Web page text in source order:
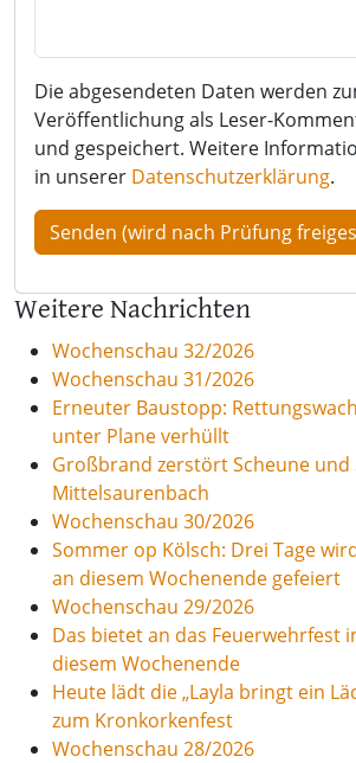
Die abgesendeten Daten werden
Veröffentlichung als Leser-
und gespeichert. Weitere
in unserer Datenschutzerklärung.
Weitere Nachrichten
Wochenschau 32/2026
Wochenschau 31/2026
Erneuter Baustopp:
unter Plane verhüllt
Großbrand zerstört Scheune und
Mittelsaurenbach
Wochenschau 30/2026
Sommer op Kölsch: Drei Tage
an diesem Wochenende gefeiert
Wochenschau 29/2026
Das bietet an das Feuerwehrfest
diesem Wochenende
Heute lädt die „Layla bringt ein
zum Kronkorkenfest
Wochenschau 28/2026